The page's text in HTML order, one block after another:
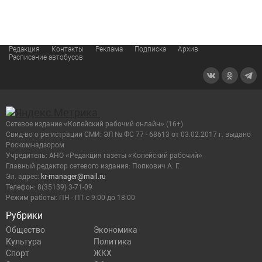
Редакция Контакты Реклама Подписка
Архив
Расписание автобусов
Рубрики
Общество
Экономика
Культура
Политика
Спорт
ЖКХ
Сетевое издание «Копейский рабочий онлайн» (16+)
Cвид-во о регистрации СМИ: ЭЛ № ФС 77 - 68613 от 03.02.2017 г. выдано
Роскомнадзором
Учредитель: АНО «Редакция газеты «Копейский рабочий»
Главный редактор сетевого издания: Попкович А. Г.
Эл. адрес: kr-manager@mail.ru
Телефон: 8(35139) 3-71-09
Режим работы: ПН - ПТ с 9:00 до 18:00